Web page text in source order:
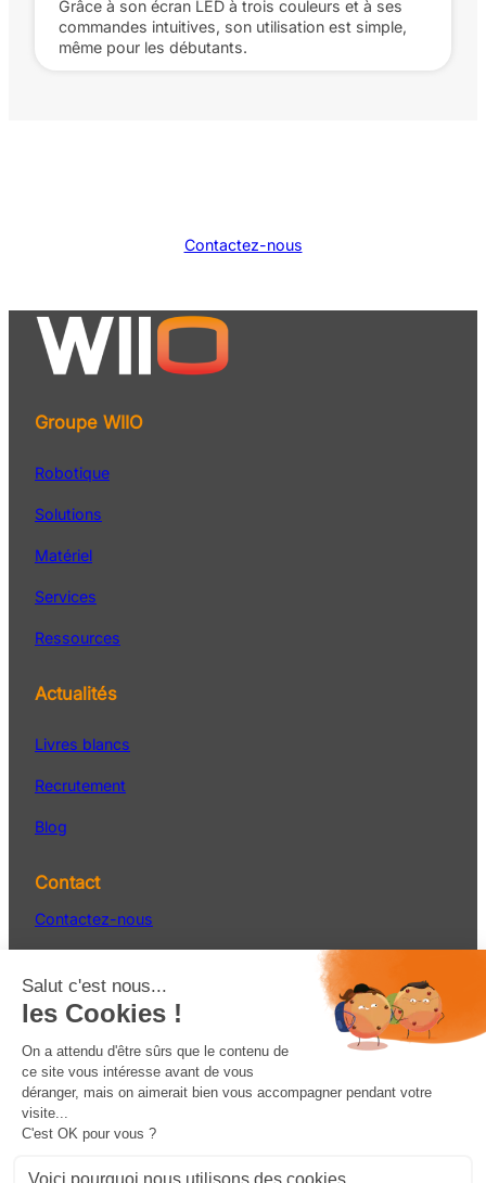
Grâce à son écran LED à trois couleurs et à ses
commandes intuitives, son utilisation est simple,
même pour les débutants.
Contactez-nous
Groupe WIIO
Robotique
Solutions
Matériel
Services
Ressources
Actualités
Livres blancs
Recrutement
Blog
Contact
Contactez-nous
S’inscrire à la newsletter
Facebook LinkedIn YouTube